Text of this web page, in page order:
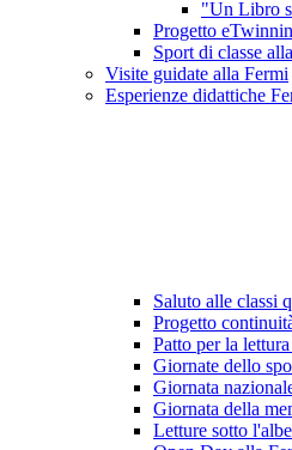
"Un Libro
Progetto
Sport di classe
Visite guidate alla Fermi
Esperienze didattiche
Saluto alle classi
Progetto
Patto per la
Giornate dello
Giornata
Giornata della
Letture sotto